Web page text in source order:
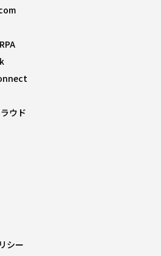
ウド
シー